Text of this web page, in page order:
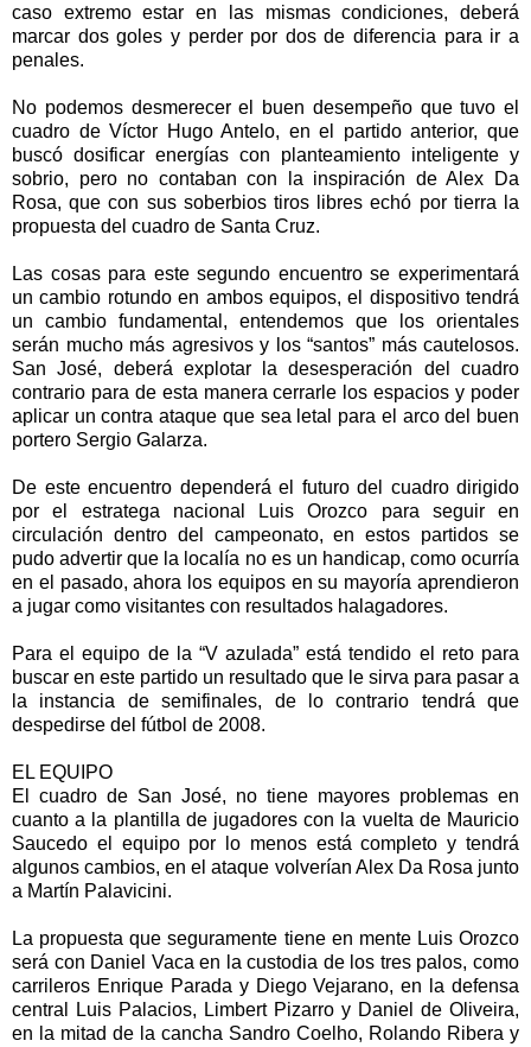
caso extremo estar en las mismas condiciones, deberá
marcar dos goles y perder por dos de diferencia para ir a
penales.
No podemos desmerecer el buen desempeño que tuvo el
cuadro de Víctor Hugo Antelo, en el partido anterior, que
buscó dosificar energías con planteamiento inteligente y
sobrio, pero no contaban con la inspiración de Alex Da
Rosa, que con sus soberbios tiros libres echó por tierra la
propuesta del cuadro de Santa Cruz.
Las cosas para este segundo encuentro se experimentará
un cambio rotundo en ambos equipos, el dispositivo tendrá
un cambio fundamental, entendemos que los orientales
serán mucho más agresivos y los “santos” más cautelosos.
San José, deberá explotar la desesperación del cuadro
contrario para de esta manera cerrarle los espacios y poder
aplicar un contra ataque que sea letal para el arco del buen
portero Sergio Galarza.
De este encuentro dependerá el futuro del cuadro dirigido
por el estratega nacional Luis Orozco para seguir en
circulación dentro del campeonato, en estos partidos se
pudo advertir que la localía no es un handicap, como ocurría
en el pasado, ahora los equipos en su mayoría aprendieron
a jugar como visitantes con resultados halagadores.
Para el equipo de la “V azulada” está tendido el reto para
buscar en este partido un resultado que le sirva para pasar a
la instancia de semifinales, de lo contrario tendrá que
despedirse del fútbol de 2008.
EL EQUIPO
El cuadro de San José, no tiene mayores problemas en
cuanto a la plantilla de jugadores con la vuelta de Mauricio
Saucedo el equipo por lo menos está completo y tendrá
algunos cambios, en el ataque volverían Alex Da Rosa junto
a Martín Palavicini.
La propuesta que seguramente tiene en mente Luis Orozco
será con Daniel Vaca en la custodia de los tres palos, como
carrileros Enrique Parada y Diego Vejarano, en la defensa
central Luis Palacios, Limbert Pizarro y Daniel de Oliveira,
en la mitad de la cancha Sandro Coelho, Rolando Ribera y